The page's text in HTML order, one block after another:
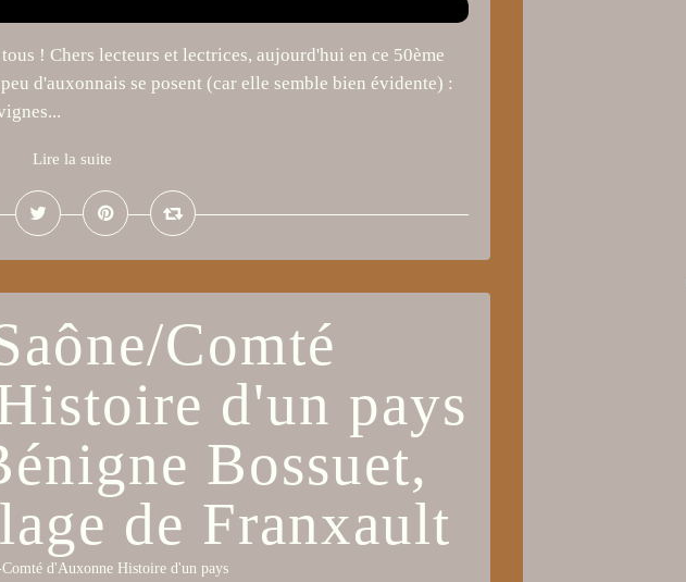
! Chers lecteurs et lectrices, aujourd'hui en ce 50ème
d'auxonnais se posent (car elle semble bien évidente) :
Lire la suite
Comté
d'un pays
Bossuet,
de Franxault
Comté d'Auxonne Histoire d'un pays